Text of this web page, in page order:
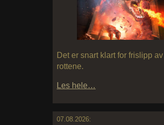
Det er snart klart for frislipp av
rottene.
Les hele…
07.08.2026: